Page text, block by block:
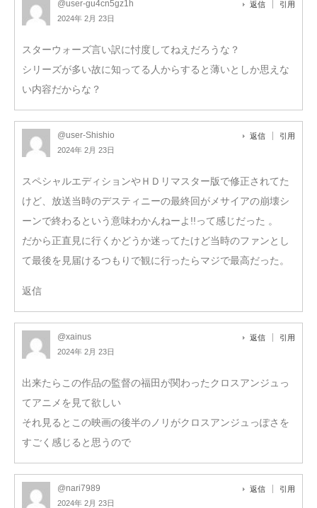
@user-gu4cn5gz1h
2024年 2月 23日
返信 引用
スターウォーズ言い訳に忖度してねえだろうな？
シリーズが多い故に知ってる人からすると薄いとしか思えな
い内容だからな？
@user-Shishio
2024年 2月 23日
返信 引用
スペシャルエディションやＨＤリマスター版で修正されてた
けど、放送当時のデスティニーの最終回がメサイアの崩壊シ
ーンで終わるという意味わかんねーよ!!って感じだった 。
だから正直見に行くかどうか迷ってたけど当時のファンとし
て最後を見届けるつもりで観に行ったらマジで最高だった。
返信
@xainus
2024年 2月 23日
返信 引用
出来たらこの作品の監督の福田が関わったクロスアンジュっ
てアニメを見て欲しい
それ見るとこの映画の後半のノリがクロスアンジュっぽさを
すごく感じると思うので
@nari7989
2024年 2月 23日
返信 引用